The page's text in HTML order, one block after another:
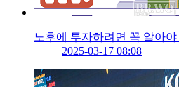
노후에 투자하려면 꼭 알아야
2025-03-17 08:08